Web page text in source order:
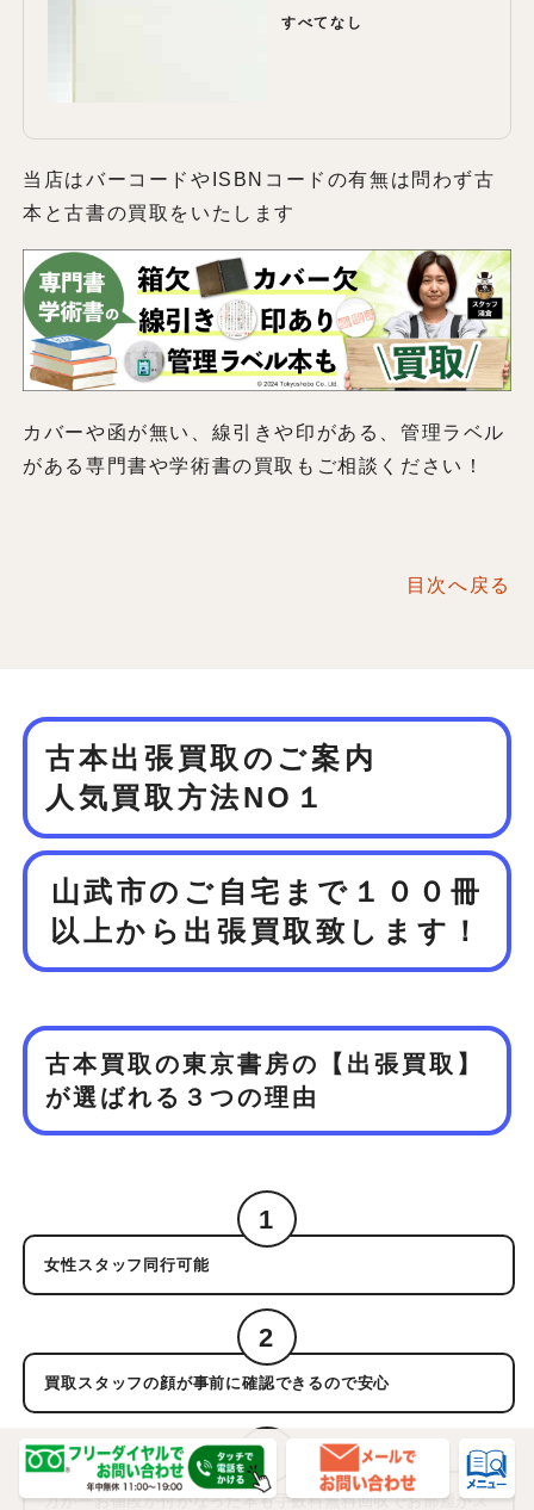
すべてなし
当店はバーコードやISBNコードの有無は問わず古
本と古書の買取をいたします
カバーや函が無い、線引きや印がある、管理ラベル
がある専門書や学術書の買取もご相談ください！
目次へ戻る
古本出張買取のご案内
人気買取方法NO１
山武市のご自宅まで１００冊
以上から 出張買取致します！
古本買取の東京書房の【出張買取】
が選ばれる３つの理由
1
女性スタッフ同行可能
2
買取スタッフの顔が事前に確認できるので安心
3
万が一お値段が付かなった本も手数料無料回収でお部屋がス